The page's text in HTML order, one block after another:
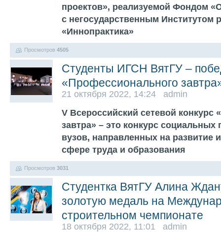
проектов», реализуемой Фондом
с негосударственным Институтом
«Иннопрактика»
Просмотров 4505
Студенты ИГСН ВятГУ –
«Профессионального
21 октября 2022, 14:24 admin
V Всероссийский сетевой конкурс
завтра» – это конкурс социальных
вузов, направленных на развитие
сфере труда и образования
Просмотров 3031
Студентка ВятГУ Алина
золотую медаль на
строительном чемпионате
18 октября 2022, 11:01 admin